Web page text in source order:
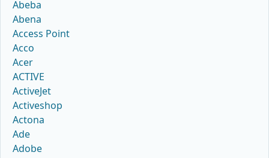
Abeba
Abena
Access Point
Acco
Acer
ACTIVE
ActiveJet
Activeshop
Actona
Ade
Adobe